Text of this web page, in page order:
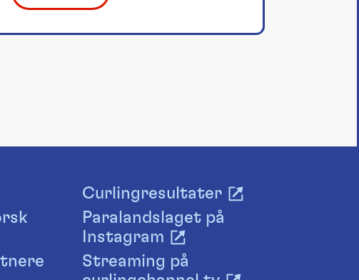
Curlingresultater
Paralandslaget på
Instagram
Streaming på